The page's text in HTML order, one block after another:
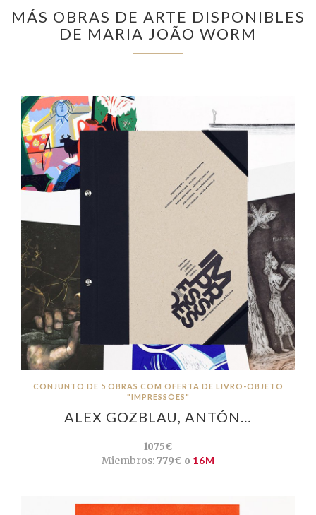
MÁS OBRAS DE ARTE DISPONIBLES
DE MARIA JOÃO WORM
CONJUNTO DE 5 OBRAS COM OFERTA DE LIVRO-OBJETO
"IMPRESSÕES"
ALEX GOZBLAU, ANTÓN…
1075€
Miembros:779€ o 16M